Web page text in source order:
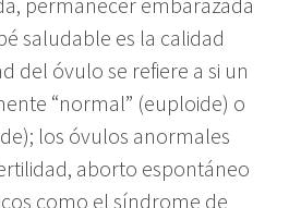
saludable es la calidad
del óvulo se refiere a si un
“normal” (euploide) o
los óvulos anormales
aborto espontáneo
como el síndrome de